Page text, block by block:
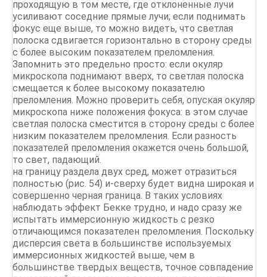
проходящую в том месте, где отклоненные лучи
усиливают соседние прямые лучи; если поднимать
фокус еще выше, то можно видеть, что светлая
полоска сдвигается горизонтально в сторону среды
с более высоким показателем преломления.
Запомнить это предельно просто: если окуляр
микроскопа поднимают вверх, то светлая полоска
смещается к более высокому показателю
преломления. Можно проверить себя, опуская окуляр
микроскопа ниже положения фокуса: в этом случае
светлая полоска сместится в сторону среды с более
низким показателем преломления. Если разность
показателей преломления окажется очень большой,
то свет, падающий.
на границу раздела двух сред, может отразиться
полностью (рис. 54) и-сверху будет видна широкая и
совершенно черная граница. В таких условиях
наблюдать эффект Бекке трудно, и надо сразу же
испытать иммерсионную жидкость с резко
отличающимся показателен преломления. Поскольку
дисперсия света в большинстве используемых
иммерсионных жидкостей выше, чем в
большинстве твердых веществ, точное совпадение